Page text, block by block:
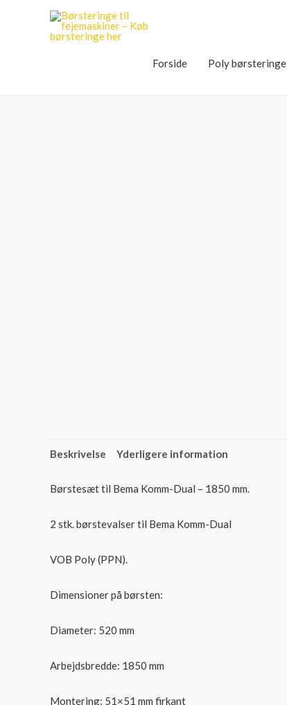
Forside Poly børsteringe
Beskrivelse Yderligere information
Børstesæt til Bema Komm-Dual – 1850 mm.
2 stk. børstevalser til Bema Komm-Dual
VOB Poly (PPN).
Dimensioner på børsten:
Diameter: 520 mm
Arbejdsbredde: 1850 mm
Montering: 51×51 mm firkant